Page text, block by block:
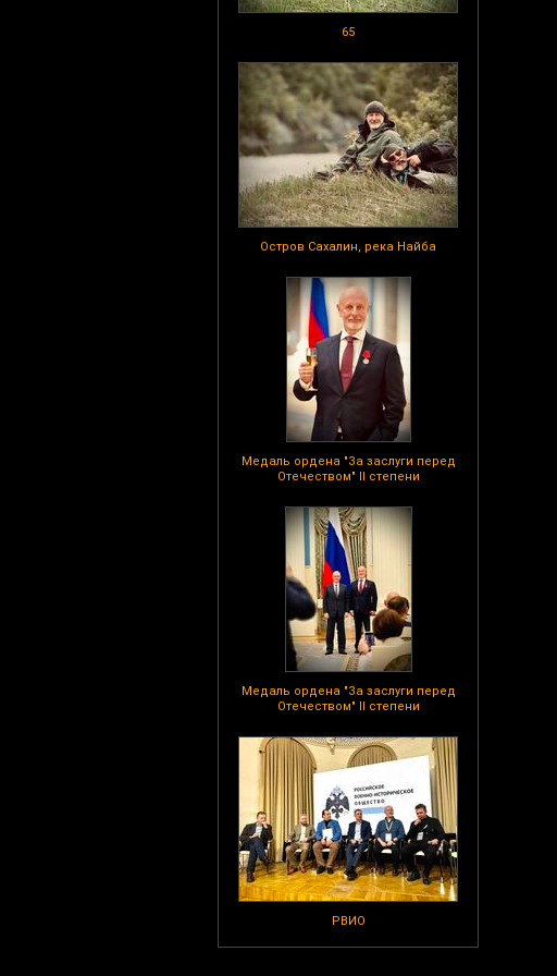
65
Остров Сахалин, река Найба
Медаль ордена "За заслуги перед
Отечеством" II степени
Медаль ордена "За заслуги перед
Отечеством" II степени
РВИО